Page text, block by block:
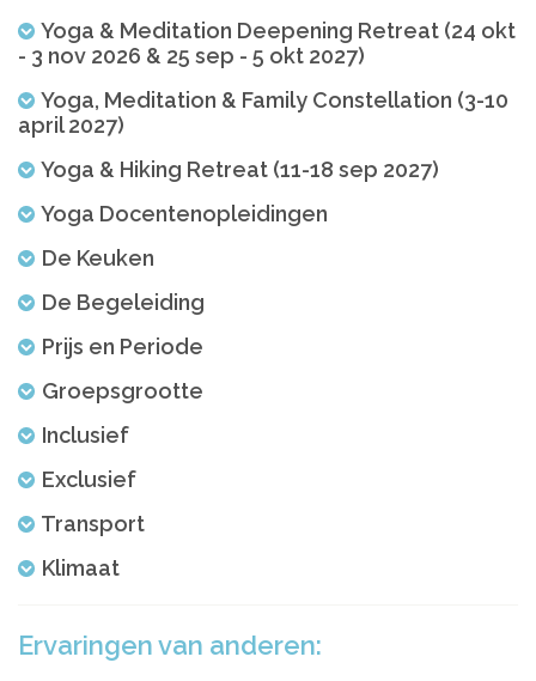
Yoga & Meditation Deepening Retreat (24 okt
- 3 nov 2026 & 25 sep - 5 okt 2027)
Yoga, Meditation & Family Constellation (3-10
april 2027)
Yoga & Hiking Retreat (11-18 sep 2027)
Yoga Docentenopleidingen
De Keuken
De Begeleiding
Prijs en Periode
Groepsgrootte
Inclusief
Exclusief
Transport
Klimaat
Ervaringen van anderen: